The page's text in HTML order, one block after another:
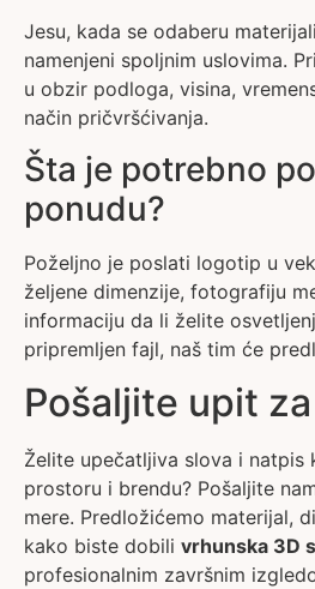
Jesu, kada se odaberu
namenjeni spoljnim uslovima.
u obzir podloga, visina,
način pričvršćivanja.
Šta je potrebno
ponudu?
Poželjno je poslati logotip u
željene dimenzije, fotografiju
informaciju da li želite
pripremljen fajl, naš tim će
Pošaljite upit
Želite upečatljiva slova i natpis
prostoru i brendu? Pošaljite
mere. Predložićemo materijal,
kako biste dobili vrhunska 3D
profesionalnim završnim